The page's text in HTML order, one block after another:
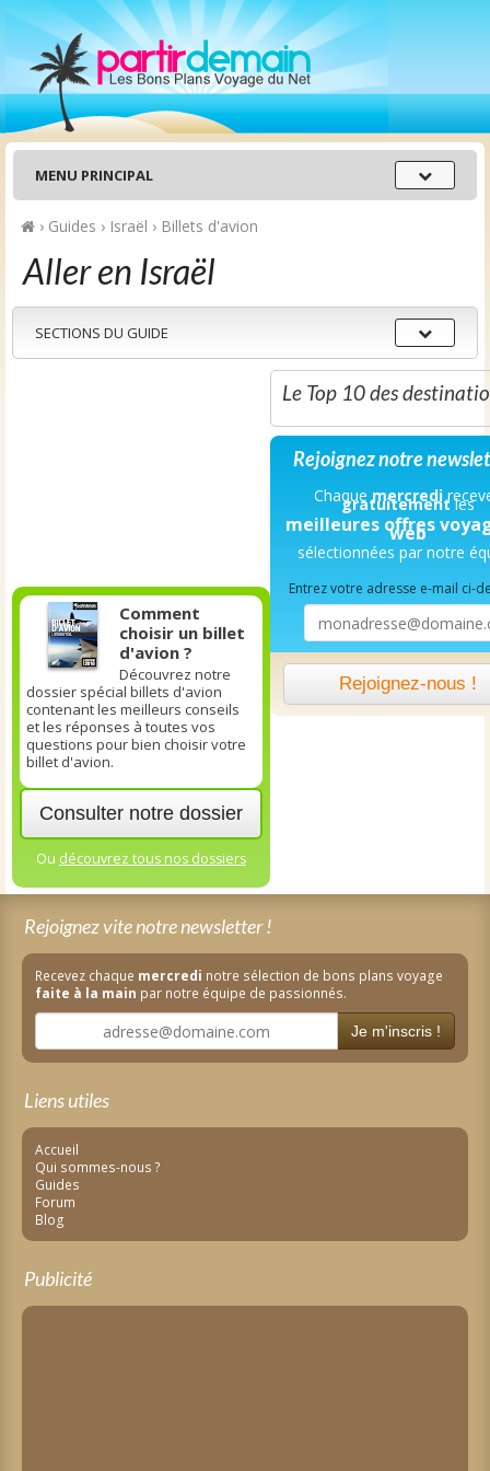
Menu
principal
MENU PRINCIPAL
› Guides › Israël › Billets d'avion
Aller en Israël
Sections
du
guide
SECTIONS DU GUIDE
Comment
choisir un billet
d'avion ?
Découvrez notre
dossier spécial billets d'avion
contenant les meilleurs conseils
et les réponses à toutes vos
questions pour bien choisir votre
billet d'avion.
Consulter notre dossier
Ou découvrez tous nos dossiers
Le Top 10 des
Rejoignez notre
Chaquemercredi
gratuitementles
meilleures offres
web
sélectionnées par notre
Entrez votre adresse e-mail ci-
Rejoignez-nous !
Rejoignez vite notre newsletter !
Recevez chaque mercredi notre sélection de bons plans voyage
faite à la main par notre équipe de passionnés.
Je m'inscris !
Liens utiles
Accueil
Qui sommes-nous ?
Guides
Forum
Blog
Publicité